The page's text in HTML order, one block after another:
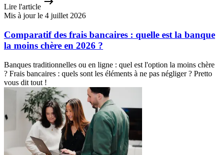
Lire l'article
Mis à jour le 4 juillet 2026
Comparatif des frais bancaires : quelle est la banque
la moins chère en 2026 ?
Banques traditionnelles ou en ligne : quel est l'option la moins chère
? Frais bancaires : quels sont les éléments à ne pas négliger ? Pretto
vous dit tout !